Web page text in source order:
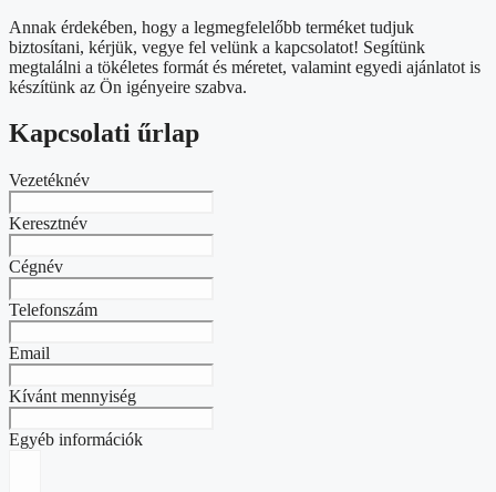
Annak érdekében, hogy a legmegfelelőbb terméket tudjuk
biztosítani, kérjük, vegye fel velünk a kapcsolatot! Segítünk
megtalálni a tökéletes formát és méretet, valamint egyedi ajánlatot is
készítünk az Ön igényeire szabva.
Kapcsolati űrlap
Vezetéknév
Keresztnév
Cégnév
Telefonszám
Email
Kívánt mennyiség
Egyéb információk